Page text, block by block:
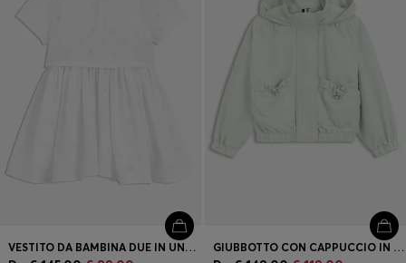
VESTITO DA BAMBINA DUE IN UNO CON MONOGRAMMI DOUBLE B GIUBBOTTO CON CAPPUCCIO IN TESSUTO STROPICCIATO PER BAMBINI